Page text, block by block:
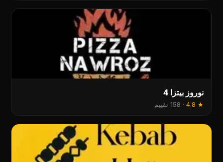
نوروز بیتزا 4
★
4.8
· 158 تقييم